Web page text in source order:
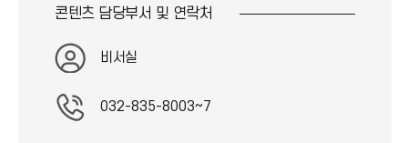
콘텐츠 담당부서 및 연락처
비서실
032-835-8003~7